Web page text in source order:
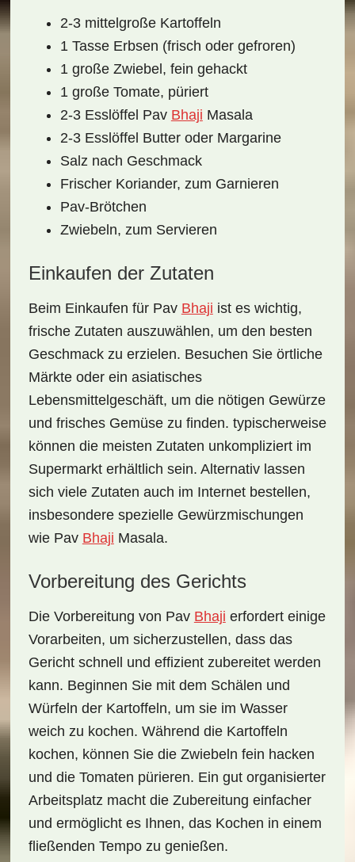
2-3 mittelgroße Kartoffeln
1 Tasse Erbsen (frisch oder gefroren)
1 große Zwiebel, fein gehackt
1 große Tomate, püriert
2-3 Esslöffel Pav Bhaji Masala
2-3 Esslöffel Butter oder Margarine
Salz nach Geschmack
Frischer Koriander, zum Garnieren
Pav-Brötchen
Zwiebeln, zum Servieren
Einkaufen der Zutaten
Beim Einkaufen für Pav Bhaji ist es wichtig,
frische Zutaten auszuwählen, um den besten
Geschmack zu erzielen. Besuchen Sie örtliche
Märkte oder ein asiatisches
Lebensmittelgeschäft, um die nötigen Gewürze
und frisches Gemüse zu finden. typischerweise
können die meisten Zutaten unkompliziert im
Supermarkt erhältlich sein. Alternativ lassen
sich viele Zutaten auch im Internet bestellen,
insbesondere spezielle Gewürzmischungen
wie Pav Bhaji Masala.
Vorbereitung des Gerichts
Die Vorbereitung von Pav Bhaji erfordert einige
Vorarbeiten, um sicherzustellen, dass das
Gericht schnell und effizient zubereitet werden
kann. Beginnen Sie mit dem Schälen und
Würfeln der Kartoffeln, um sie im Wasser
weich zu kochen. Während die Kartoffeln
kochen, können Sie die Zwiebeln fein hacken
und die Tomaten pürieren. Ein gut organisierter
Arbeitsplatz macht die Zubereitung einfacher
und ermöglicht es Ihnen, das Kochen in einem
fließenden Tempo zu genießen.